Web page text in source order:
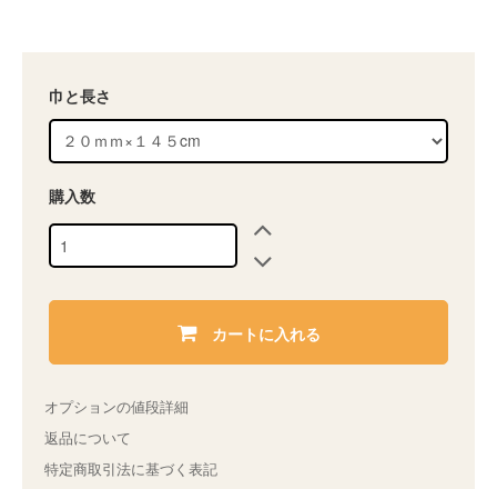
巾と長さ
購入数
カートに入れる
オプションの値段詳細
返品について
特定商取引法に基づく表記